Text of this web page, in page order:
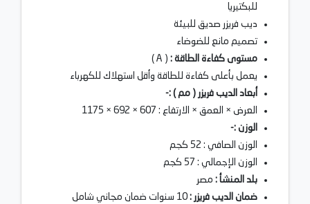
للبكتيريا
ديب فريزر صديق للبيئة
تصميم مانع للضوضاء
مستوى كفاءة الطاقة : ( A )
يعمل بأعلى كفاءة للطاقة وأقل استهلاك للكهرباء
أبعاد الديب فريزر ( مم ) :-
العرض × العمق × الارتفاع : 607 × 692 × 1175
الوزن :-
الوزن الصافي : 52 كجم
الوزن الإجمالي : 57 كجم
بلد المنشأ : مصر
ضمان الديب فريزر :